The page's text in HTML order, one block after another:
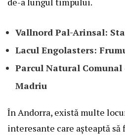
Vallnord Pal-Arinsal:
Lacul Engolasters:
Parcul Natural Comunal
Madriu
În Andorra, există multe
interesante care așteaptă să